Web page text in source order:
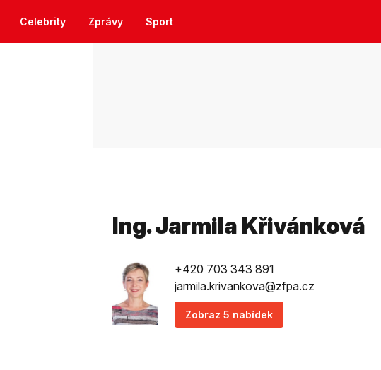
Celebrity Zprávy Sport
Ing. Jarmila Křivánková
+420 703 343 891
jarmila.krivankova@zfpa.cz
Zobraz 5 nabídek